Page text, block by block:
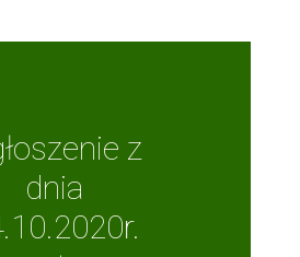
z
dnia